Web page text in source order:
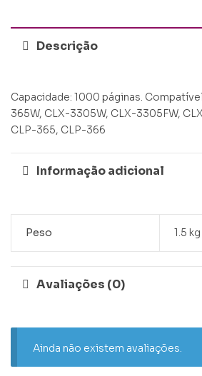
Descrição
Capacidade: 1000 páginas.
365W, CLX-3305W, CLX-3305FW,
CLP-365, CLP-366
Informação adicional
Peso 1.5 kg
Avaliações (0)
Ainda não existem avaliações.